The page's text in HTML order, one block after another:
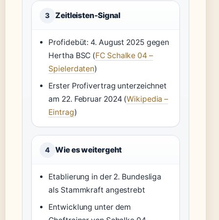
3 Zeitleisten-Signal
Profidebüt: 4. August 2025 gegen
Hertha BSC (FC Schalke 04 –
Spielerdaten)
Erster Profivertrag unterzeichnet
am 22. Februar 2024 (Wikipedia –
Eintrag)
4 Wie es weitergeht
Etablierung in der 2. Bundesliga
als Stammkraft angestrebt
Entwicklung unter dem